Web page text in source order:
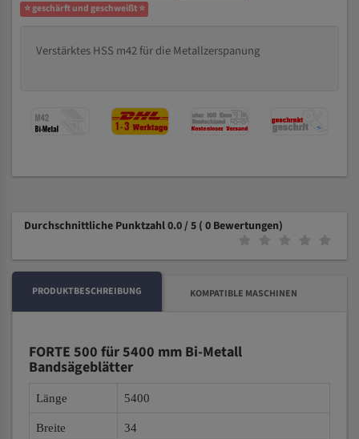
⭐ geschärft und geschweißt ⭐
Verstärktes HSS m42 für die Metallzerspanung
Durchschnittliche Punktzahl 0.0 / 5 ( 0 Bewertungen)
PRODUKTBESCHREIBUNG KOMPATIBLE MASCHINEN
FORTE 500 für 5400 mm Bi-Metall
Bandsägeblätter
Länge 5400
Breite 34